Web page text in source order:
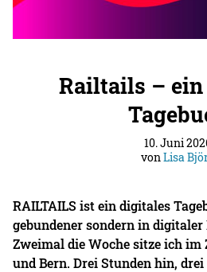
Railtails –
10. Juni
vonLisa
RAILTAILS ist ein digitales
gebundener sondern in
Zweimal die Woche sitze ich im
und Bern. Drei Stunden hin,